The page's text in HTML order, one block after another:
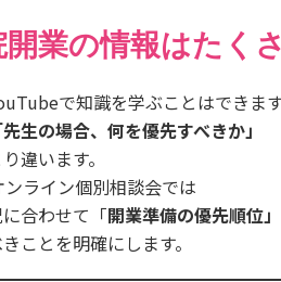
開業の情報はたく
で知識を学ぶことはできま
先生の場合、何を優先すべきか」
違います。
ンライン個別相談会では
合わせて「開業準備の優先順位」
ことを明確にします。